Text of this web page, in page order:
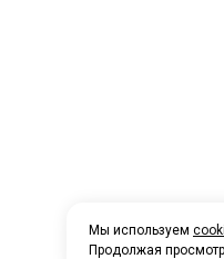
Мы используем
Продолжая